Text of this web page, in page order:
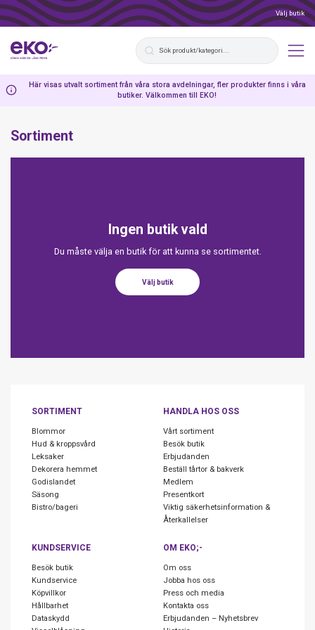
Välj butik
Här visas utvalt sortiment från våra stora avdelningar, fler produkter finns i våra
butiker. Välkommen till EKO!
Sortiment
Ingen butik vald
Du måste välja en butik för att kunna se sortimentet.
Välj butik
SORTIMENT
Blommor
Hud & kroppsvård
Leksaker
Dekorera hemmet
Godislandet
Säsong
Bistro/bageri
HANDLA HOS OSS
Vårt sortiment
Besök butik
Erbjudanden
Beställ tårtor & bakverk
Medlem
Presentkort
Viktig säkerhetsinformation &
Återkallelser
KUNDSERVICE
Besök butik
Kundservice
Köpvillkor
Hållbarhet
Dataskydd
OM EKO;-
Om oss
Jobba hos oss
Press och media
Kontakta oss
Erbjudanden – Nyhetsbrev